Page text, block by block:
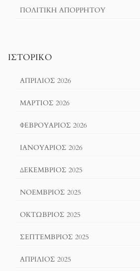
ΠΟΛΙΤΙΚΉ ΑΠΟΡΡΉΤΟΥ
ΙΣΤΟΡΙΚΌ
ΑΠΡΊΛΙΟΣ 2026
ΜΆΡΤΙΟΣ 2026
ΦΕΒΡΟΥΆΡΙΟΣ 2026
ΙΑΝΟΥΆΡΙΟΣ 2026
ΔΕΚΈΜΒΡΙΟΣ 2025
ΝΟΈΜΒΡΙΟΣ 2025
ΟΚΤΏΒΡΙΟΣ 2025
ΣΕΠΤΈΜΒΡΙΟΣ 2025
ΑΠΡΊΛΙΟΣ 2025